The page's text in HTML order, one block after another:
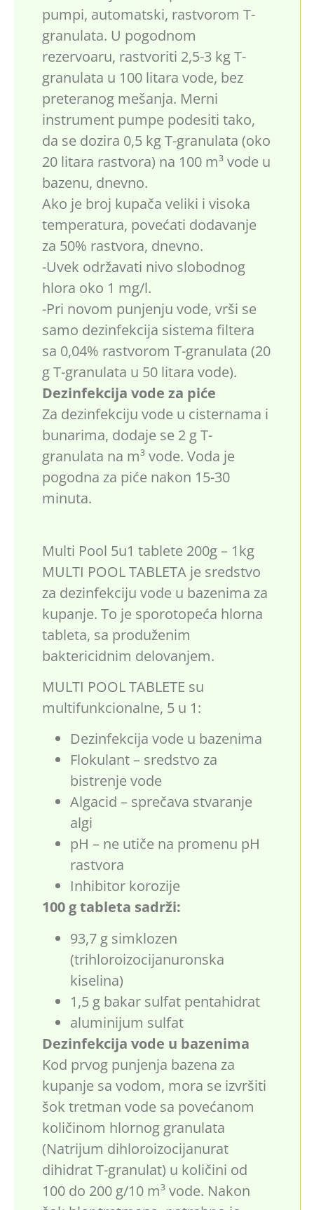
pumpi, automatski, rastvorom T-
granulata. U pogodnom
rezervoaru, rastvoriti 2,5-3 kg T-
granulata u 100 litara vode, bez
preteranog mešanja. Merni
instrument pumpe podesiti tako,
da se dozira 0,5 kg T-granulata (oko
20 litara rastvora) na 100 m³ vode u
bazenu, dnevno.
Ako je broj kupača veliki i visoka
temperatura, povećati dodavanje
za 50% rastvora, dnevno.
-Uvek održavati nivo slobodnog
hlora oko 1 mg/l.
-Pri novom punjenju vode, vrši se
samo dezinfekcija sistema filtera
sa 0,04% rastvorom T-granulata (20
g T-granulata u 50 litara vode).
Dezinfekcija vode za piće
Za dezinfekciju vode u cisternama i
bunarima, dodaje se 2 g T-
granulata na m³ vode. Voda je
pogodna za piće nakon 15-30
minuta.
Multi Pool 5u1 tablete 200g – 1kg
MULTI POOL TABLETA je sredstvo
za dezinfekciju vode u bazenima za
kupanje. To je sporotopeća hlorna
tableta, sa produženim
baktericidnim delovanjem.
MULTI POOL TABLETE su
multifunkcionalne, 5 u 1:
Dezinfekcija vode u bazenima
Flokulant – sredstvo za
bistrenje vode
Algacid – sprečava stvaranje
algi
pH – ne utiče na promenu pH
rastvora
Inhibitor korozije
100 g tableta sadrži:
93,7 g simklozen
(trihloroizocijanuronska
kiselina)
1,5 g bakar sulfat pentahidrat
aluminijum sulfat
Dezinfekcija vode u bazenima
Kod prvog punjenja bazena za
kupanje sa vodom, mora se izvršiti
šok tretman vode sa povećanom
količinom hlornog granulata
(Natrijum dihloroizocijanurat
dihidrat T-granulat) u količini od
100 do 200 g/10 m³ vode. Nakon